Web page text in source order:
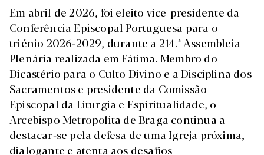
Em abril de 2026, foi eleito vice-presidente da
Conferência Episcopal Portuguesa para o
triénio 2026-2029, durante a 214.ª Assembleia
Plenária realizada em Fátima. Membro do
Dicastério para o Culto Divino e a Disciplina dos
Sacramentos e presidente da Comissão
Episcopal da Liturgia e Espiritualidade, o
Arcebispo Metropolita de Braga continua a
destacar-se pela defesa de uma Igreja próxima,
dialogante e atenta aos desafios